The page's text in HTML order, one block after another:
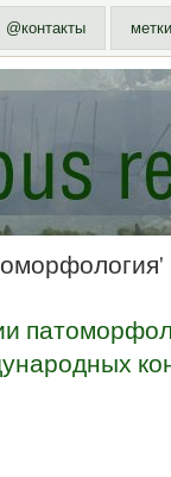
@контакты метки